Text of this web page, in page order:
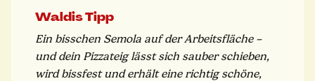
Waldis Tipp
Ein bisschen Semola auf der Arbeitsfläche –
und dein Pizzateig lässt sich sauber schieben,
wird bissfest und erhält eine richtig schöne,